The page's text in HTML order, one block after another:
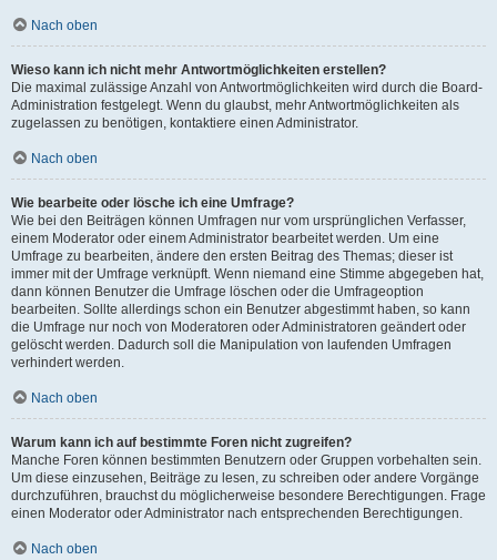
Nach oben
Wieso kann ich nicht mehr Antwortmöglichkeiten erstellen?
Die maximal zulässige Anzahl von Antwortmöglichkeiten wird durch die Board-
Administration festgelegt. Wenn du glaubst, mehr Antwortmöglichkeiten als
zugelassen zu benötigen, kontaktiere einen Administrator.
Nach oben
Wie bearbeite oder lösche ich eine Umfrage?
Wie bei den Beiträgen können Umfragen nur vom ursprünglichen Verfasser,
einem Moderator oder einem Administrator bearbeitet werden. Um eine
Umfrage zu bearbeiten, ändere den ersten Beitrag des Themas; dieser ist
immer mit der Umfrage verknüpft. Wenn niemand eine Stimme abgegeben hat,
dann können Benutzer die Umfrage löschen oder die Umfrageoption
bearbeiten. Sollte allerdings schon ein Benutzer abgestimmt haben, so kann
die Umfrage nur noch von Moderatoren oder Administratoren geändert oder
gelöscht werden. Dadurch soll die Manipulation von laufenden Umfragen
verhindert werden.
Nach oben
Warum kann ich auf bestimmte Foren nicht zugreifen?
Manche Foren können bestimmten Benutzern oder Gruppen vorbehalten sein.
Um diese einzusehen, Beiträge zu lesen, zu schreiben oder andere Vorgänge
durchzuführen, brauchst du möglicherweise besondere Berechtigungen. Frage
einen Moderator oder Administrator nach entsprechenden Berechtigungen.
Nach oben